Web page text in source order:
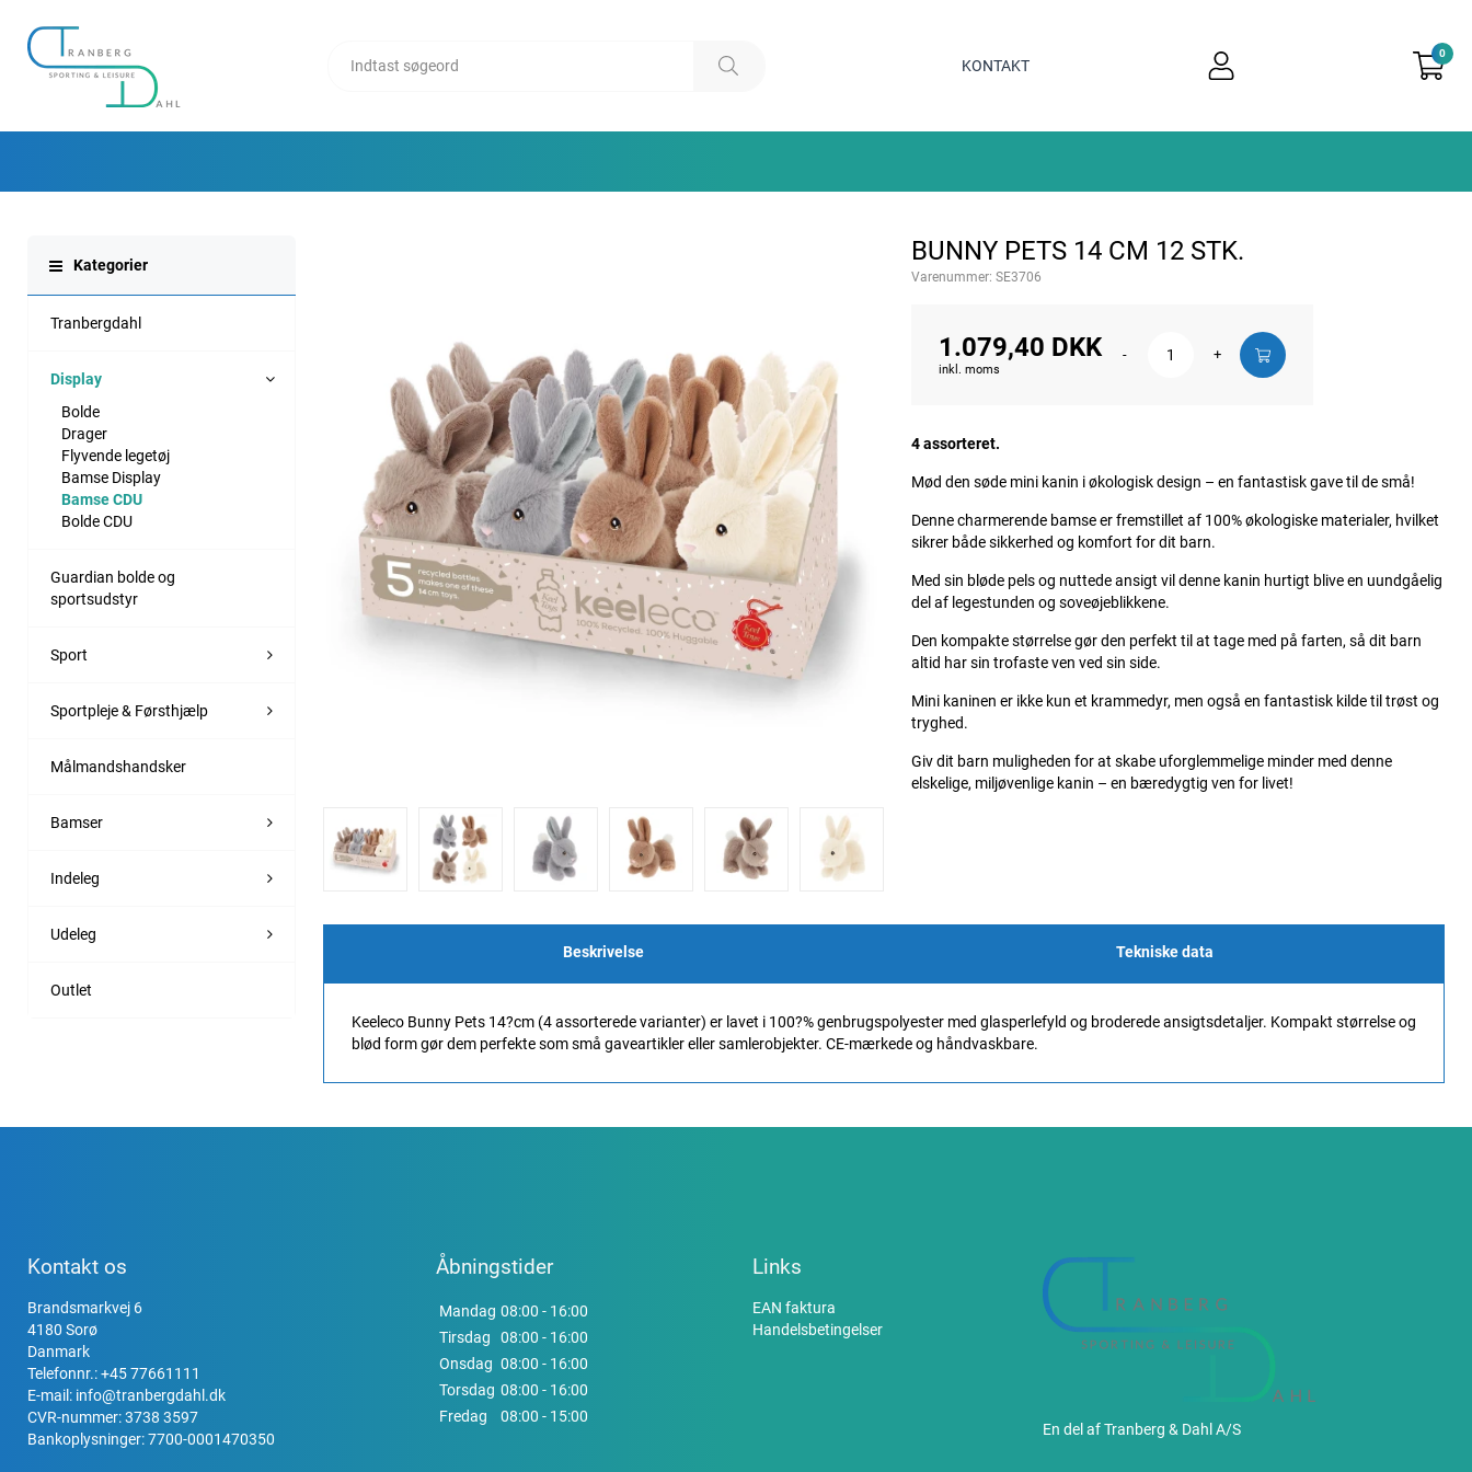
KONTAKT
0
Kategorier
Tranbergdahl
Display
Bolde
Drager
Flyvende legetøj
Bamse Display
Bamse CDU
Bolde CDU
Guardian bolde og
sportsudstyr
Sport
Sportpleje & Førsthjælp
Målmandshandsker
Bamser
Indeleg
Udeleg
Outlet
BUNNY PETS 14 CM 12 STK.
Varenummer: SE3706
1.079,40 DKK
inkl. moms
- +
4 assorteret.
Mød den søde mini kanin i økologisk design – en fantastisk gave til de små!
Denne charmerende bamse er fremstillet af 100% økologiske materialer, hvilket
sikrer både sikkerhed og komfort for dit barn.
Med sin bløde pels og nuttede ansigt vil denne kanin hurtigt blive en uundgåelig
del af legestunden og soveøjeblikkene.
Den kompakte størrelse gør den perfekt til at tage med på farten, så dit barn
altid har sin trofaste ven ved sin side.
Mini kaninen er ikke kun et krammedyr, men også en fantastisk kilde til trøst og
tryghed.
Giv dit barn muligheden for at skabe uforglemmelige minder med denne
elskelige, miljøvenlige kanin – en bæredygtig ven for livet!
Beskrivelse Tekniske data
Keeleco Bunny Pets 14?cm (4 assorterede varianter) er lavet i 100?% genbrugspolyester med glasperlefyld og broderede ansigtsdetaljer. Kompakt størrelse og
blød form gør dem perfekte som små gaveartikler eller samlerobjekter. CE-mærkede og håndvaskbare.
Kontakt os
Brandsmarkvej 6
4180 Sorø
Danmark
Telefonnr.:+45 77661111
E-mail: info@tranbergdahl.dk
CVR-nummer: 3738 3597
Bankoplysninger: 7700-0001470350
Åbningstider
Mandag 08:00 - 16:00
Tirsdag
08:00 - 16:00
Onsdag 08:00 - 16:00
Torsdag 08:00 - 16:00
Fredag
08:00 - 15:00
Links
EAN faktura
Handelsbetingelser
En del af Tranberg & Dahl A/S